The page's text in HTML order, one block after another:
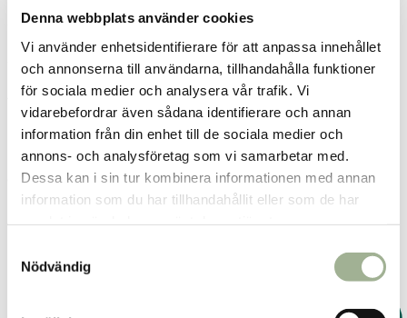
Denna webbplats använder cookies
Vi använder enhetsidentifierare för att anpassa innehållet
och annonserna till användarna, tillhandahålla funktioner
för sociala medier och analysera vår trafik. Vi
vidarebefordrar även sådana identifierare och annan
information från din enhet till de sociala medier och
annons- och analysföretag som vi samarbetar med.
Dessa kan i sin tur kombinera informationen med annan
information som du har tillhandahållit eller som de har
Nödvändig
smet.
3. Fördela smeten i muffinsformar, gärna av silikon.
4. Grädda mitt i ugnen på 175 grader i ca 15-20 minuter.
Kakan ska vara kladdig i mitten och fast i kanterna.
5. Låt svalna innan servering. Ställ dem en stund i frysen om
du vill lossna dem från silikonformarna. De går fint att spara
i kylen men servera dem gärna rumstempererade.
Recept & foto: